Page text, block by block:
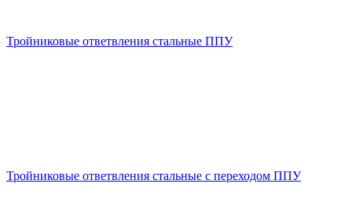
Тройниковые ответвления стальные ППУ
Тройниковые ответвления стальные с переходом ППУ